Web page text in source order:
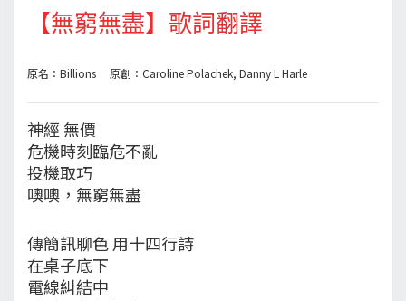
【無窮無盡】歌詞翻譯
原名：Billions 原創：Caroline Polachek, Danny L Harle
神經 無價
危機時刻臨危不亂
投機取巧
噢噢，無窮無盡
傳簡訊聊色 用十四行詩
在桌子底下
電線糾結中